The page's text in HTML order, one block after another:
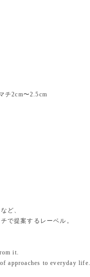
チ2cm〜2.5cm
ど、
で提案するレーベル。
it.
approaches to everyday life.